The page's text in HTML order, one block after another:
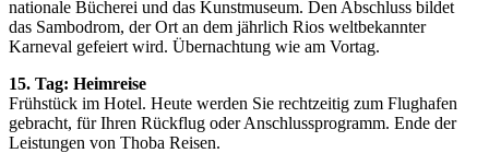
nationale Bücherei und das Kunstmuseum. Den Abschluss bildet
das Sambodrom, der Ort an dem jährlich Rios weltbekannter
Karneval gefeiert wird. Übernachtung wie am Vortag.
15. Tag: Heimreise
Frühstück im Hotel. Heute werden Sie rechtzeitig zum Flughafen
gebracht, für Ihren Rückflug oder Anschlussprogramm. Ende der
Leistungen von Thoba Reisen.